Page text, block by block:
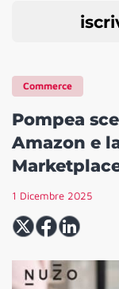
Commerce
Pompea
Amazon e
1 Dicembre 2025